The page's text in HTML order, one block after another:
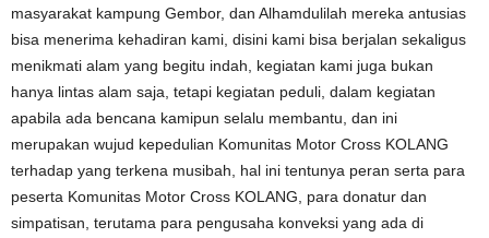
masyarakat kampung Gembor, dan Alhamdulilah mereka antusias
bisa menerima kehadiran kami, disini kami bisa berjalan sekaligus
menikmati alam yang begitu indah, kegiatan kami juga bukan
hanya lintas alam saja, tetapi kegiatan peduli, dalam kegiatan
apabila ada bencana kamipun selalu membantu, dan ini
merupakan wujud kepedulian Komunitas Motor Cross KOLANG
terhadap yang terkena musibah, hal ini tentunya peran serta para
peserta Komunitas Motor Cross KOLANG, para donatur dan
simpatisan, terutama para pengusaha konveksi yang ada di